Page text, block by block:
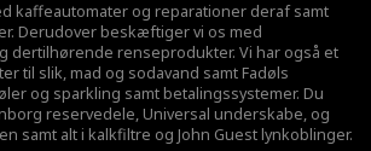
kaffeautomater og reparationer deraf samt
Derudover beskæftiger vi os med
dertilhørende renseprodukter. Vi har også et
til slik, mad og sodavand samt Fadøls
og sparkling samt betalingssystemer. Du
reservedele, Universal underskabe, og
samt alt i kalkfiltre og John Guest lynkoblinger.